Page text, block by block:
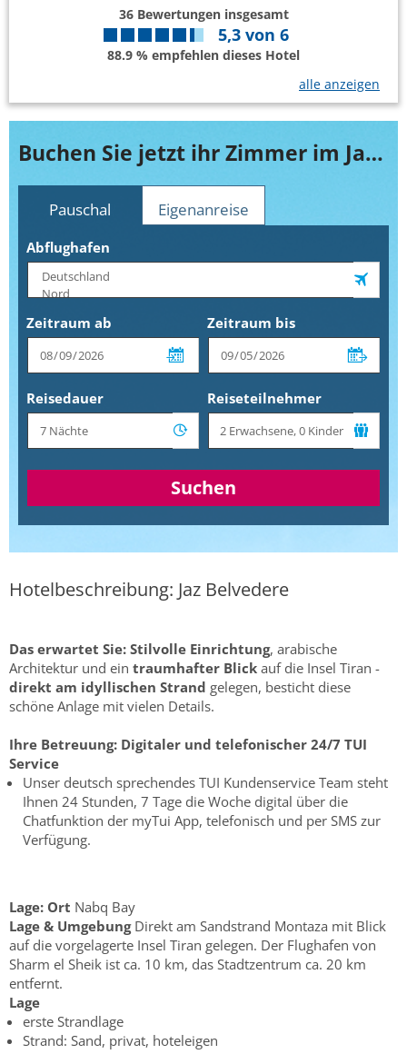
36Bewertungen insgesamt
5,3 von 6
88.9 % empfehlen dieses Hotel
alle anzeigen
Buchen Sie jetzt ihr Zimmer im Jaz Belvedere
Pauschal Eigenanreise
Abflughafen
Zeitraum ab Zeitraum bis
Reisedauer Reiseteilnehmer
Suchen
Hotelbeschreibung: Jaz Belvedere
Das erwartet Sie: Stilvolle Einrichtung, arabische
Architektur und ein traumhafter Blick auf die Insel Tiran -
direkt am idyllischen Strand gelegen, besticht diese
schöne Anlage mit vielen Details.
Ihre Betreuung: Digitaler und telefonischer 24/7 TUI
Service
Unser deutsch sprechendes TUI Kundenservice Team steht
Ihnen 24 Stunden, 7 Tage die Woche digital über die
Chatfunktion der myTui App, telefonisch und per SMS zur
Verfügung.
Lage: Ort Nabq Bay
Lage & UmgebungDirekt am Sandstrand Montaza mit Blick
auf die vorgelagerte Insel Tiran gelegen. Der Flughafen von
Sharm el Sheik ist ca. 10 km, das Stadtzentrum ca. 20 km
entfernt.
Lage
erste Strandlage
Strand: Sand, privat, hoteleigen